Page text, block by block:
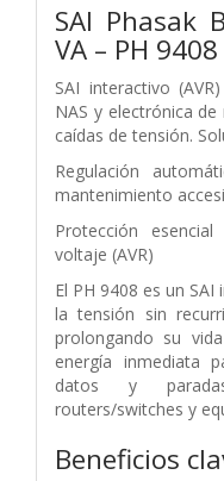
SAI Phasak
VA – PH 9408
SAI interactivo
NAS y electrónica
caídas de tensión.
Regulación
mantenimiento
Protección
voltaje (AVR)
El PH 9408 es un
la tensión sin
prolongando su
energía inmediata
datos y
routers/switches y
Beneficios